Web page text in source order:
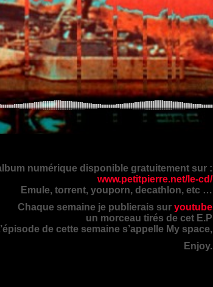
numérique disponible gratuitement sur :
www.petitpierre.net/le-cd/
Emule, torrent, youporn, decathlon, etc …
Chaque semaine je publierais sur youtube
un morceau tirés de cet E.P
de cette semaine s’appelle My space,
Enjoy.